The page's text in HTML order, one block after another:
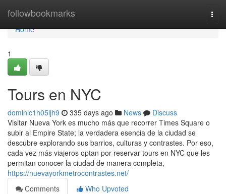
followbookmarks
Home
Home
1
Tours en NYC
dominic1h05ljh9 335 days ago News
Discuss
Visitar Nueva York es mucho más que recorrer Times Square o
subir al Empire State; la verdadera esencia de la ciudad se
descubre explorando sus barrios, culturas y contrastes. Por eso,
cada vez más viajeros optan por reservar tours en NYC que les
permitan conocer la ciudad de manera completa,
https://nuevayorkmetrocontrastes.net/
Comments
Who Upvoted